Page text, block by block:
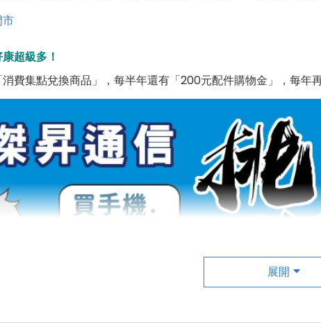
市
超級多！
費集點兌換商品」，每半年還有「200元配件購物金」，每年
展開